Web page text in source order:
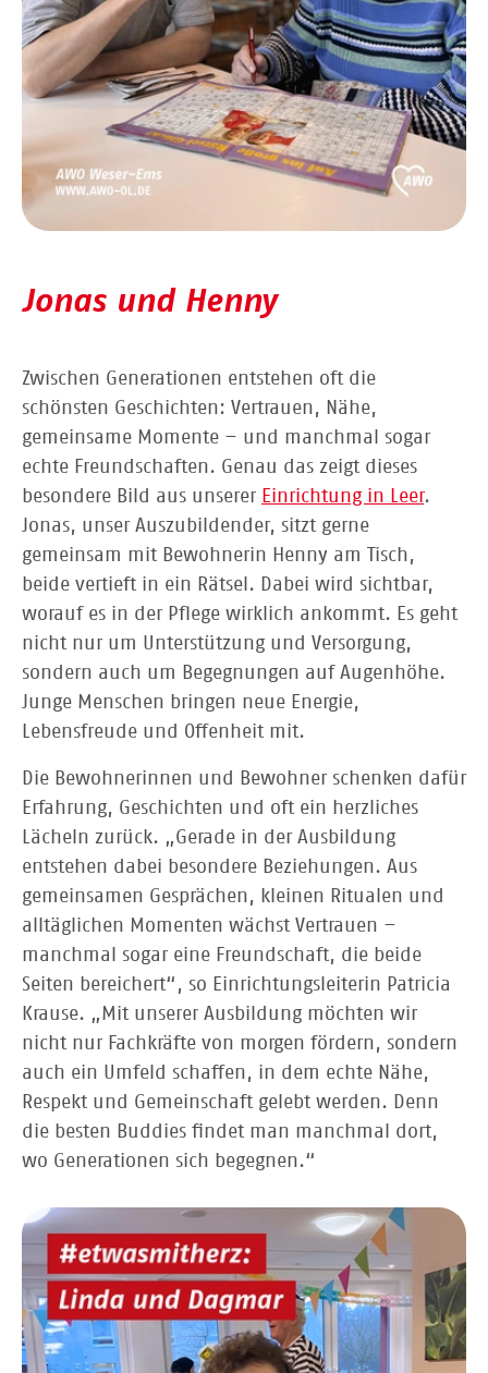
Jonas und Henny
Zwischen Generationen entstehen oft die
schönsten Geschichten: Vertrauen, Nähe,
gemeinsame Momente – und manchmal sogar
echte Freundschaften. Genau das zeigt dieses
besondere Bild aus unserer Einrichtung in Leer.
Jonas, unser Auszubildender, sitzt gerne
gemeinsam mit Bewohnerin Henny am Tisch,
beide vertieft in ein Rätsel. Dabei wird sichtbar,
worauf es in der Pflege wirklich ankommt. Es geht
nicht nur um Unterstützung und Versorgung,
sondern auch um Begegnungen auf Augenhöhe.
Junge Menschen bringen neue Energie,
Lebensfreude und Offenheit mit.
Die Bewohnerinnen und Bewohner schenken dafür
Erfahrung, Geschichten und oft ein herzliches
Lächeln zurück. „Gerade in der Ausbildung
entstehen dabei besondere Beziehungen. Aus
gemeinsamen Gesprächen, kleinen Ritualen und
alltäglichen Momenten wächst Vertrauen –
manchmal sogar eine Freundschaft, die beide
Seiten bereichert“, so Einrichtungsleiterin Patricia
Krause. „Mit unserer Ausbildung möchten wir
nicht nur Fachkräfte von morgen fördern, sondern
auch ein Umfeld schaffen, in dem echte Nähe,
Respekt und Gemeinschaft gelebt werden. Denn
die besten Buddies findet man manchmal dort,
wo Generationen sich begegnen.“